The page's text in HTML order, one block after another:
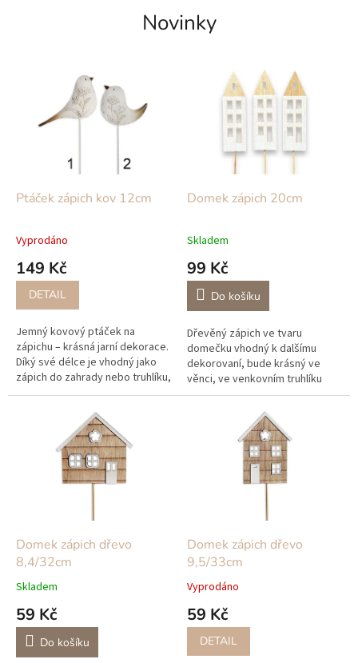
o
ě
d
e
s
g
n
e
k
o
Novinky
Ptáček zápich kov 12cm
Vyprodáno
149 Kč
DETAIL
Jemný kovový ptáček na
zápichu – krásná jarní dekorace.
Díký své délce je vhodný jako
zápich do zahrady nebo truhlíku,
v prodeji ptáček č. 2
Domek zápich 20cm
Skladem
99 Kč
Do košíku
Dřevěný zápich ve tvaru
domečku vhodný k dalšímu
dekorovaní, bude krásný ve
věnci, ve venkovním truhlíku
nebo květináči. Kombinujte s
našimi dalšími domečky z
nabídky. balení po...
Domek zápich dřevo
8,4/32cm
Skladem
59 Kč
Do košíku
Domek zápich dřevo
9,5/33cm
Vyprodáno
59 Kč
DETAIL